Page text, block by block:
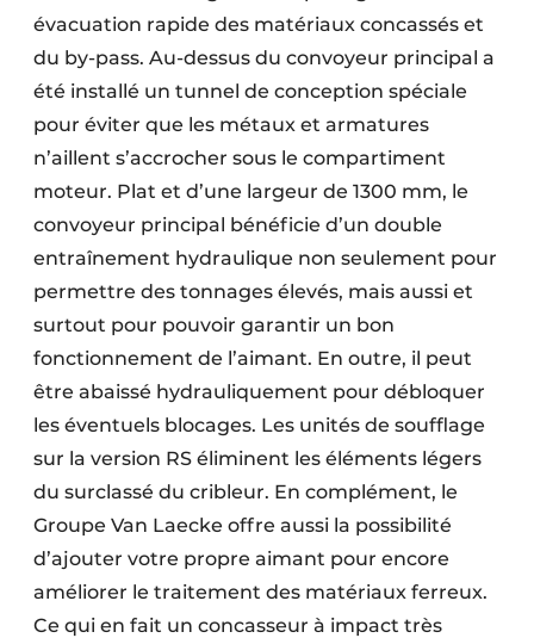
évacuation rapide des matériaux concassés et
du by-pass. Au-dessus du convoyeur principal a
été installé un tunnel de conception spéciale
pour éviter que les métaux et armatures
n’aillent s’accrocher sous le compartiment
moteur. Plat et d’une largeur de 1300 mm, le
convoyeur principal bénéficie d’un double
entraînement hydraulique non seulement pour
permettre des tonnages élevés, mais aussi et
surtout pour pouvoir garantir un bon
fonctionnement de l’aimant. En outre, il peut
être abaissé hydrauliquement pour débloquer
les éventuels blocages. Les unités de soufflage
sur la version RS éliminent les éléments légers
du surclassé du cribleur. En complément, le
Groupe Van Laecke offre aussi la possibilité
d’ajouter votre propre aimant pour encore
améliorer le traitement des matériaux ferreux.
Ce qui en fait un concasseur à impact très